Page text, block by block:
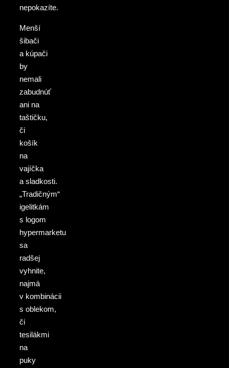
nepokazíte.
Menší
šibači
a kúpači
by
nemali
zabudnúť
ani na
taštičku,
či
košík
na
vajíčka
a sladkosti.
„Tradičným“
igelitkám
s logom
hypermarketu
sa
radšej
vyhnite,
najmä
v kombinácii
s oblekom,
či
tesilákmi
na
puky